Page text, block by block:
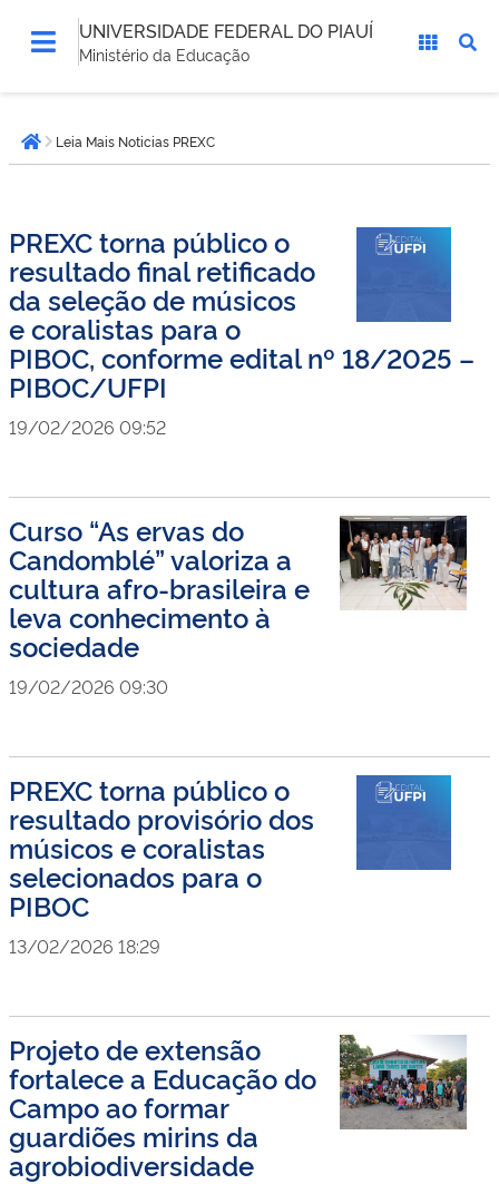
UNIVERSIDADE FEDERAL DO PIAUÍ
Ministério da Educação
está
aqui:Página inicial
Leia Mais Noticias PREXC
PREXC torna público o
resultado final retificado
da seleção de músicos
e coralistas para o
PIBOC, conforme edital nº 18/2025 –
PIBOC/UFPI
19/02/2026 09:52
Curso “As ervas do
Candomblé” valoriza a
cultura afro-brasileira e
leva conhecimento à
sociedade
19/02/2026 09:30
PREXC torna público o
resultado provisório dos
músicos e coralistas
selecionados para o
PIBOC
13/02/2026 18:29
Projeto de extensão
fortalece a Educação do
Campo ao formar
guardiões mirins da
agrobiodiversidade